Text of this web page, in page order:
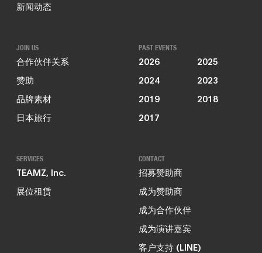
新闻动态
JOIN US
合作伙伴关系
赞助
品牌素材
日本旅行
PAST EVENTS
2026
2025
2024
2023
2019
2018
2017
SERVICES
TEAMZ, Inc.
展位租赁
CONTACT
招募赞助商
成为赞助商
成为合作伙伴
成为演讲嘉宾
客户支持 (LINE)